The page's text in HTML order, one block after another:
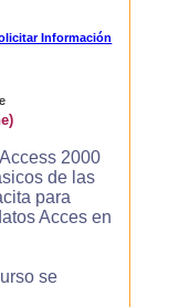
Información
2000
de las
para
Acces en
se